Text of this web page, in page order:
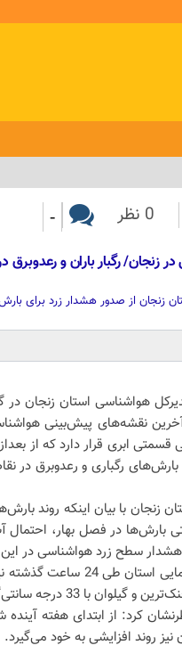
0 نظر -
زنجان/ رگبار باران و رعدوبرق
زنجان از صدور هشدار زرد برای
هواشناسی استان زنجان در
آخرین نقشه‌های پیش‌بینی
قسمتی ابری قرار دارد که از
بارش‌های رگباری و رعدوبرق در
زنجان با بیان اینکه روند
بارش‌ها در فصل بهار،
هشدار سطح زرد هواشناسی
وی در مورد وضعیت
کرد: از ابتدای هفته
روند افزایشی به خود می‌گیرد.